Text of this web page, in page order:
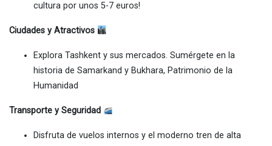
cultura por unos 5-7 euros!
Ciudades y Atractivos
Explora Tashkent y sus mercados. Sumérgete en la
historia de Samarkand y Bukhara, Patrimonio de la
Humanidad
Transporte y Seguridad
Disfruta de vuelos internos y el moderno tren de alta